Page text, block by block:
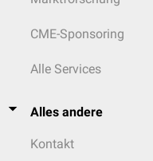
CME-Sponsoring
Alle Services
Alles andere
Kontakt